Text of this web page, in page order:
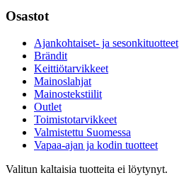
Osastot
Ajankohtaiset- ja sesonkituotteet
Brändit
Keittiötarvikkeet
Mainoslahjat
Mainostekstiilit
Outlet
Toimistotarvikkeet
Valmistettu Suomessa
Vapaa-ajan ja kodin tuotteet
Valitun kaltaisia tuotteita ei löytynyt.